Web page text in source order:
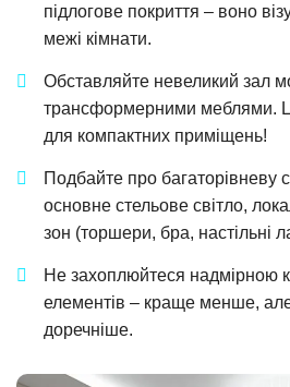
підлогове покриття – воно
межі кімнати.
Обставляйте невеликий зал
трансформерними меблями.
для компактних приміщень!
Подбайте про багаторівневу
основне стельове світло,
зон (торшери, бра, настільні
Не захоплюйтеся надмірною
елементів – краще менше, але
доречніше.